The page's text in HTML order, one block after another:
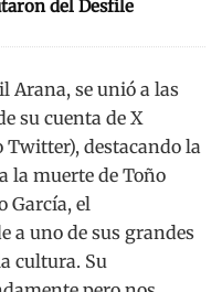
del Desfile
Arana, se unió a las
su cuenta de X
destacando la
la muerte de Toño
García, el
a uno de sus grandes
cultura. Su